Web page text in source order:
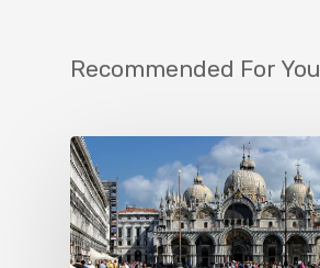
Recommended For You